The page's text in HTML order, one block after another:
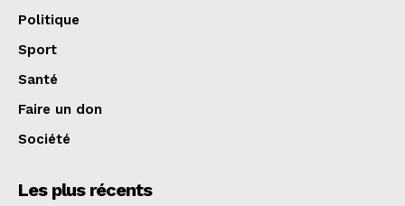
Politique
Sport
Santé
Faire un don
Société
Les plus récents